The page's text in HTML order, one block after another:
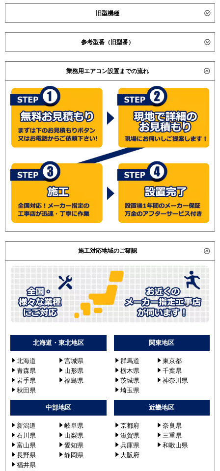
旧型機種
ダイキン
SSRC63BCNV
SSRC63BCNT
SSRC63BCT
SSRC63CNV
SSRC63CNT
SSRC63CV
SSRC63CT
SSRC63BJNV
SSRC63BJNT
SSRC63BJV
SSRC63BJT
SSRC63BFNV
SSRC63BFNT
SSRC63BFV
SSRC63BFT
SSRC63BYNV
SSRC63BYNT
SSRC63BYV
SSRC63BYT
SSRJC63BJV
SSRJC63BJT
SSRJC63BFV
SSRJC63BFT
SSRUC63BYV
SSRUC63CV
SSRUC63CT
東芝
GUXA06313JXU
GUXA06313XU
GUXA06313JMUB
RUXA06333JMU
RUXA06333MU
RUXA06333JXU
RUXA06333XU
参考型番（旧型番）
ダイキン SSRC63BAT / SSRC63BT / SZZC63CBTG /
SZZC63CBT / SZZC63CBNT / SZZN63CBT /
SZZN63CBNT / SZZJC63CBT / SZZPC63CBT /
SZZC63CBVG / SZZC63CBV / SZZC63CBNV /
SZZN63CBV / SZZN63CBNV / SZZJC63CBV /
SZZPC63CBV / SSRC63ATG / SSRC63AT / SSRC63ANT
/ SSRJC63AT / SSRPC63AT / SSRC63AVG / 日立 RCI-
AP63GH3 / RCI-AP63GH1 / RCI-AP63GHJ1 / 三菱電機
PLZ-ZRMP63EFCK / PLZ-ZRMP63EFH / PLZ-
ZRP63SBFCE / PLZ-ZRP63BFCE / PLZ-ZRP63SBFE /
PLZ-ZRP63BFE / ダイキン SZZC63CATG / SZZC63CAT
/ SZZC63CANT / SZZN63CAT / SZZN63CANT / 日立
RCI-AP63GHJ1 / RCI-AP63GH1 / 三菱電機 PLZ-
ZRP63SBFCD / PLZ-ZRP63BFCD / PLZ-ZRP63SBFD /
は異なります。旧型番は在庫切れの可能性がございま
す。）
業務用エアコン設置までの流れ
施工対応地域のご確認
北海道・東北地区
北海道
宮城県
青森県
山形県
岩手県
福島県
秋田県
関東地区
群馬道
東京都
栃木県
千葉県
茨城県
神奈川県
埼玉県
中部地区
新潟道
岐阜県
石川県
山梨県
富山県
愛知県
長野県
静岡県
福井県
近畿地区
京都府
奈良県
滋賀県
三重県
兵庫県
和歌山県
大阪府